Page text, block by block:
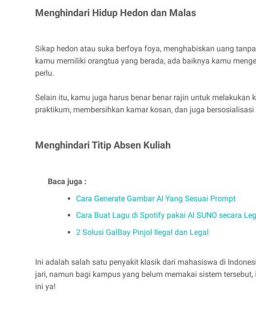
Menghindari Hidup Hedon dan Malas
Sikap hedon atau suka berfoya foya, menghabiskan uang
kamu memiliki orangtua yang berada, ada baiknya kamu
perlu.
Selain itu, kamu juga harus benar benar rajin untuk
praktikum, membersihkan kamar kosan, dan juga
Menghindari Titip Absen Kuliah
Baca juga :
Cara Generate Gambar AI Yang Sesuai Prompt
Cara Buat Lagu di Spotify pakai AI SUNO secara
2 Solusi GalBay Pinjol Ilegal dan Legal
Ini adalah salah satu penyakit klasik dari mahasiswa di
jari, namun bagi kampus yang belum memakai sistem
ini ya!